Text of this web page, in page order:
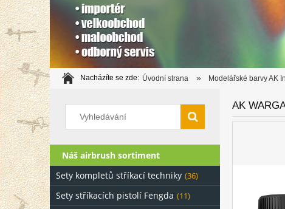
Nacházíte se zde: Úvodní strana » Modelářské barvy AK
Náš airbrush sortiment
Sety kompletů stříkací techniky (36)
Sety stříkacích pistolí Fengda (11)
AK